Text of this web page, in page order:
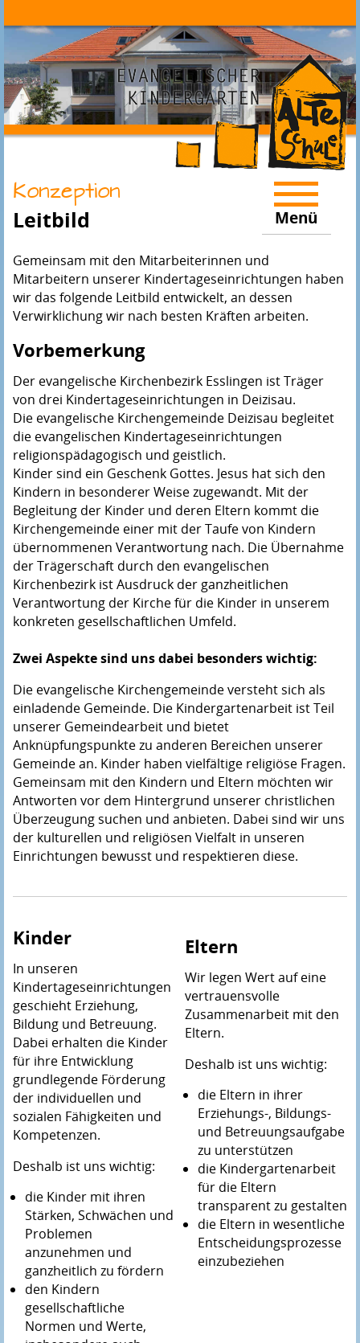
Menü
Konzeption
Leitbild
Gemeinsam mit den Mitarbeiterinnen und
Mitarbeitern unserer Kindertageseinrichtungen haben
wir das folgende Leitbild entwickelt, an dessen
Verwirklichung wir nach besten Kräften arbeiten.
Vorbemerkung
Der evangelische Kirchenbezirk Esslingen ist Träger
von drei Kindertageseinrichtungen in Deizisau.
Die evangelische Kirchengemeinde Deizisau begleitet
die evangelischen Kindertageseinrichtungen
religionspädagogisch und geistlich.
Kinder sind ein Geschenk Gottes. Jesus hat sich den
Kindern in besonderer Weise zugewandt. Mit der
Begleitung der Kinder und deren Eltern kommt die
Kirchengemeinde einer mit der Taufe von Kindern
übernommenen Verantwortung nach. Die Übernahme
der Trägerschaft durch den evangelischen
Kirchenbezirk ist Ausdruck der ganzheitlichen
Verantwortung der Kirche für die Kinder in unserem
konkreten gesellschaftlichen Umfeld.
Zwei Aspekte sind uns dabei besonders wichtig:
Die evangelische Kirchengemeinde versteht sich als
einladende Gemeinde. Die Kindergartenarbeit ist Teil
unserer Gemeindearbeit und bietet
Anknüpfungspunkte zu anderen Bereichen unserer
Gemeinde an. Kinder haben vielfältige religiöse Fragen.
Gemeinsam mit den Kindern und Eltern möchten wir
Antworten vor dem Hintergrund unserer christlichen
Überzeugung suchen und anbieten. Dabei sind wir uns
der kulturellen und religiösen Vielfalt in unseren
Einrichtungen bewusst und respektieren diese.
Eltern
Wir legen Wert auf eine
vertrauensvolle
Zusammenarbeit mit den
Eltern.
Deshalb ist uns wichtig:
die Eltern in ihrer
Erziehungs-, Bildungs-
und Betreuungsaufgabe
zu unterstützen
die Kindergartenarbeit
für die Eltern
transparent zu gestalten
die Eltern in wesentliche
Entscheidungsprozesse
einzubeziehen
Kinder
In unseren
Kindertageseinrichtungen
geschieht Erziehung,
Bildung und Betreuung.
Dabei erhalten die Kinder
für ihre Entwicklung
grundlegende Förderung
der individuellen und
sozialen Fähigkeiten und
Kompetenzen.
Deshalb ist uns wichtig:
die Kinder mit ihren
Stärken, Schwächen und
Problemen
anzunehmen und
ganzheitlich zu fördern
den Kindern
gesellschaftliche
Normen und Werte,